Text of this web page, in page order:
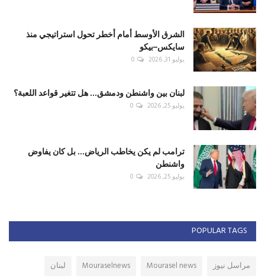
الشرق الأوسط أمام أخطر تحول استراتيجي منذ
سايكس–بيكو
يوليو 31, 2026 0
لبنان بين واشنطن ودمشق... هل تتغير قواعد اللعبة؟
يوليو 25, 2026 0
ترامب لم يكن يخاطب الرياض... بل كان يفاوض
واشنطن
يوليو 25, 2026 0
POPULAR TAGS
مراسل نيوز Mourasel news
Mouraselnews
لبنان